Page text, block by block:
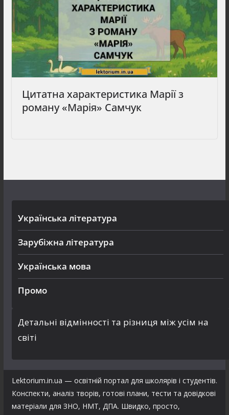
Цитатна характеристика Марії з
роману «Марія» Самчук
Українська література
Зарубіжна література
Українська мова
Промо
Детальні відмінності та різниця між усім на
світі
Lektorium.in.ua — освітній портал для школярів і студентів.
Конспекти, аналіз творів, готові плани, тести та довідкові
матеріали для ЗНО, НМТ, ДПА. Швидко, просто,